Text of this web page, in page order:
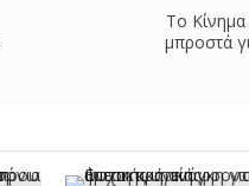
Το
μπροστά